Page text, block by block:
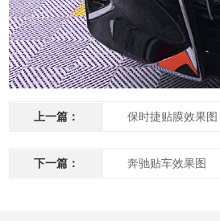
上一篇： 保时捷贴膜效果图
下一篇： 奔驰贴车效果图